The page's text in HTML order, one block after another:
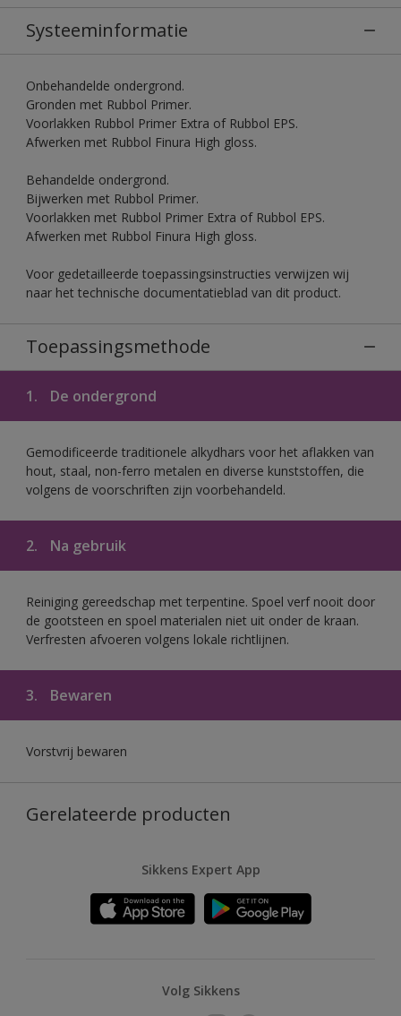
Systeeminformatie
Onbehandelde ondergrond.
Gronden met Rubbol Primer.
Voorlakken Rubbol Primer Extra of Rubbol EPS.
Afwerken met Rubbol Finura High gloss.
Behandelde ondergrond.
Bijwerken met Rubbol Primer.
Voorlakken met Rubbol Primer Extra of Rubbol EPS.
Afwerken met Rubbol Finura High gloss.
Voor gedetailleerde toepassingsinstructies verwijzen wij
naar het technische documentatieblad van dit product.
Toepassingsmethode
1. De ondergrond
Gemodificeerde traditionele alkydhars voor het aflakken van
hout, staal, non-ferro metalen en diverse kunststoffen, die
volgens de voorschriften zijn voorbehandeld.
2. Na gebruik
Reiniging gereedschap met terpentine. Spoel verf nooit door
de gootsteen en spoel materialen niet uit onder de kraan.
Verfresten afvoeren volgens lokale richtlijnen.
3. Bewaren
Vorstvrij bewaren
Gerelateerde producten
Sikkens Expert App
Volg Sikkens